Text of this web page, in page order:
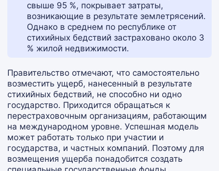
свыше 95 %, покрывает затраты,
возникающие в результате землетрясений.
Однако в среднем по республике от
стихийных бедствий застраховано около 3
% жилой недвижимости.
Правительство отмечают, что самостоятельно
возместить ущерб, нанесенный в результате
стихийных бедствий, не способно ни одно
государство. Приходится обращаться к
перестраховочным организациям, работающим
на международном уровне. Успешная модель
может работать только при участии и
государства, и частных компаний. Поэтому для
возмещения ущерба понадобится создать